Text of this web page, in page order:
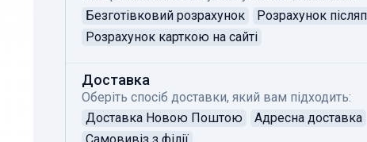
Безготівковий розрахунок
Розрахунок
Розрахунок карткою на сайті
Доставка
Оберіть спосіб доставки, який вам підходить:
Доставка Новою Поштою
Адресна доставка